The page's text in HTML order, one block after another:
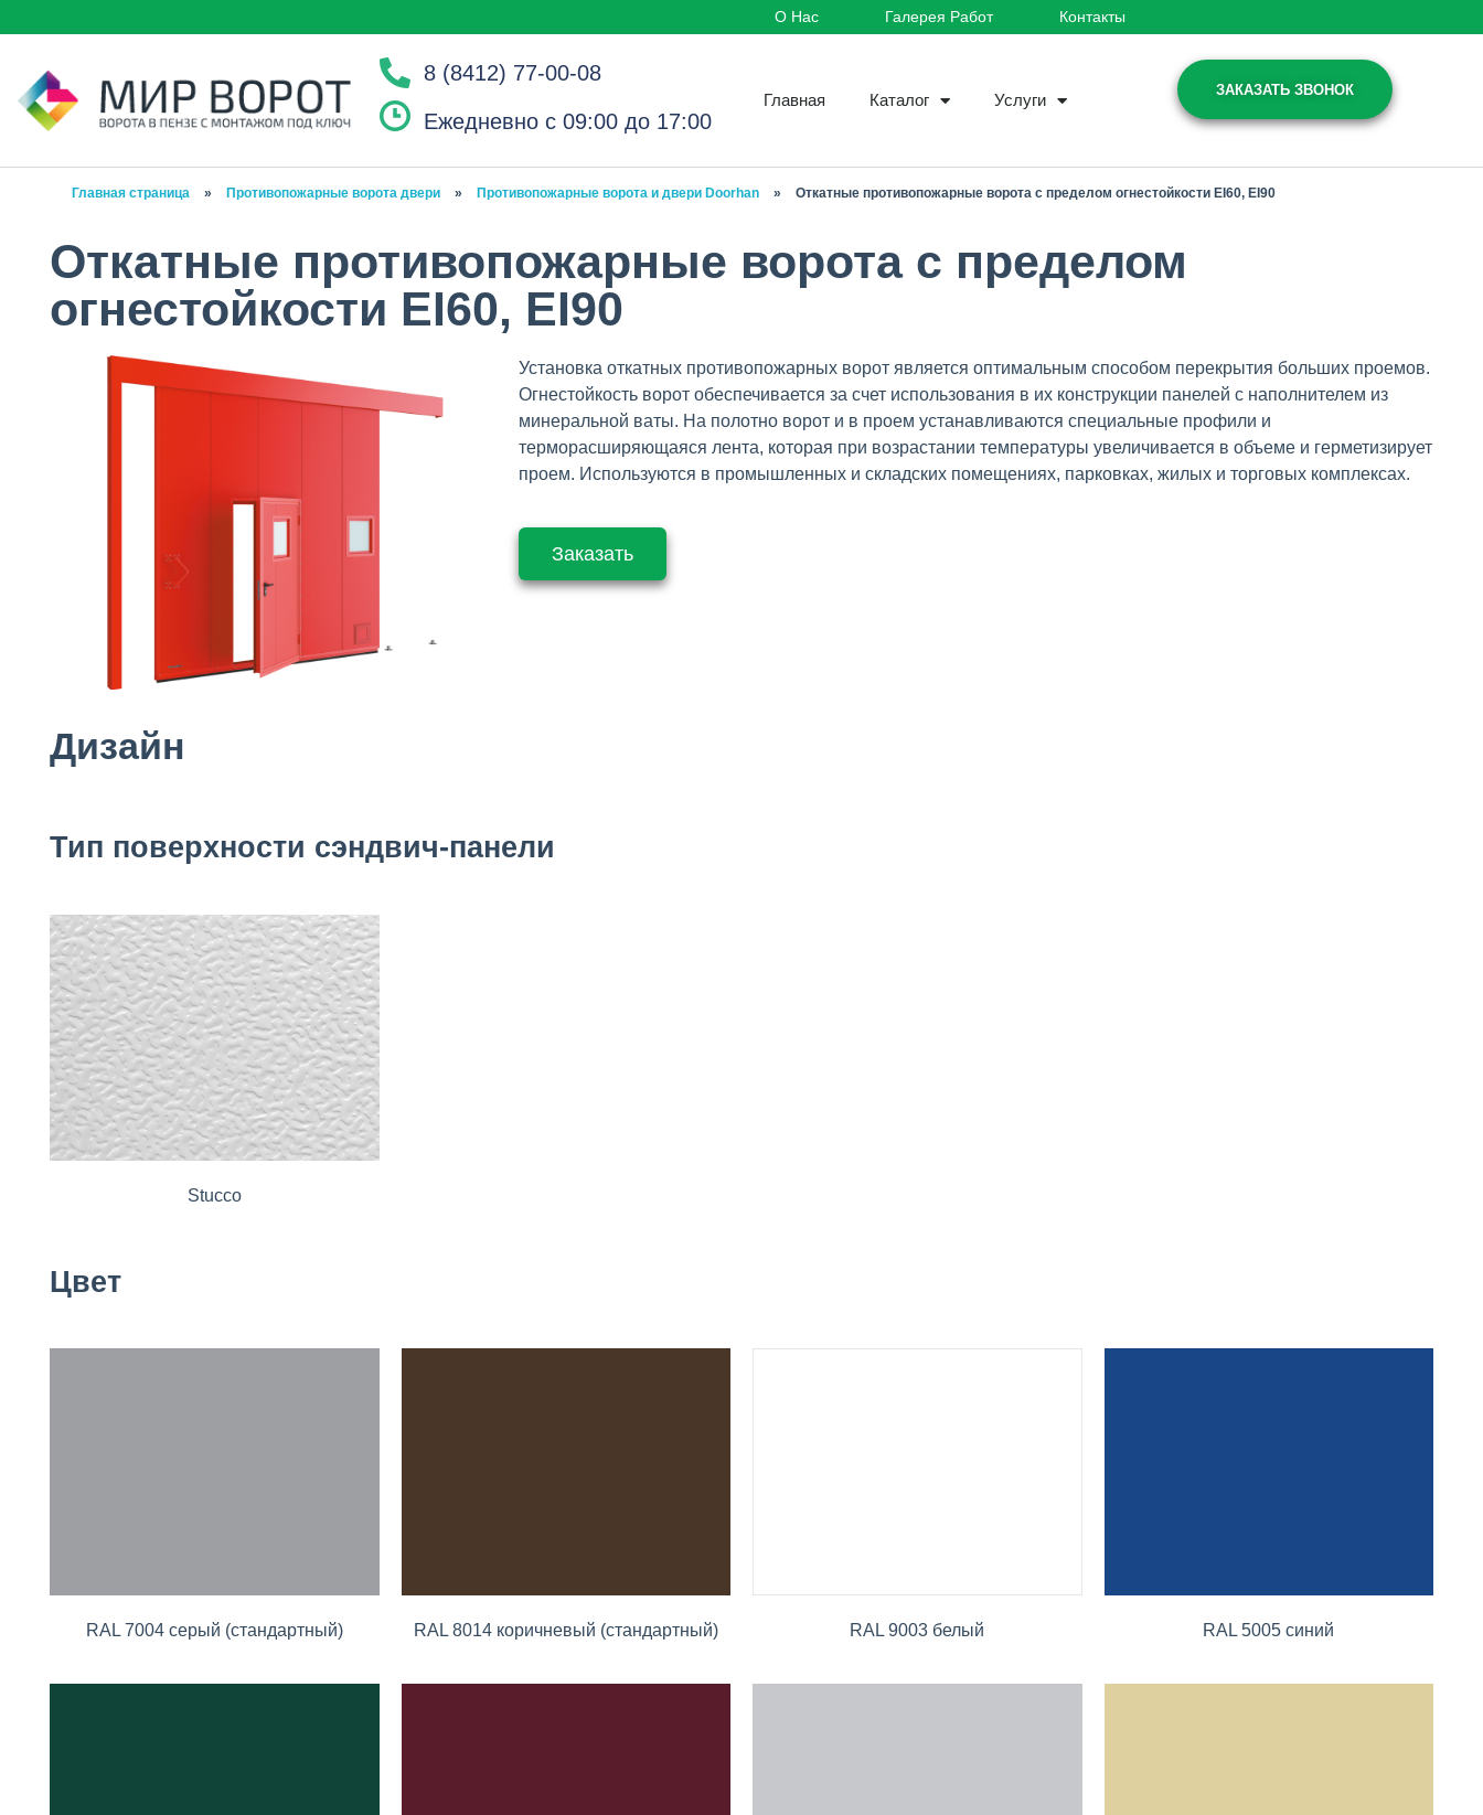
О Нас Галерея Работ Контакты
8 (8412) 77-00-08
Ежедневно с 09:00 до 17:00
Главная Каталог Услуги
ЗАКАЗАТЬ ЗВОНОК
Главная страница » Противопожарные ворота двери » Противопожарные ворота и двери Doorhan » Откатные противопожарные ворота с пределом огнестойкости EI60, EI90
Откатные противопожарные ворота с пределом
огнестойкости EI60, EI90
Установка откатных противопожарных ворот является оптимальным способом перекрытия больших проемов.
Огнестойкость ворот обеспечивается за счет использования в их конструкции панелей с наполнителем из
минеральной ваты. На полотно ворот и в проем устанавливаются специальные профили и
терморасширяющаяся лента, которая при возрастании температуры увеличивается в объеме и герметизирует
проем. Используются в промышленных и складских помещениях, парковках, жилых и торговых комплексах.
Заказать
Дизайн
Тип поверхности сэндвич-панели
Stucco
Цвет
RAL 7004 серый (стандартный) RAL 8014 коричневый (стандартный) RAL 9003 белый RAL 5005 синий